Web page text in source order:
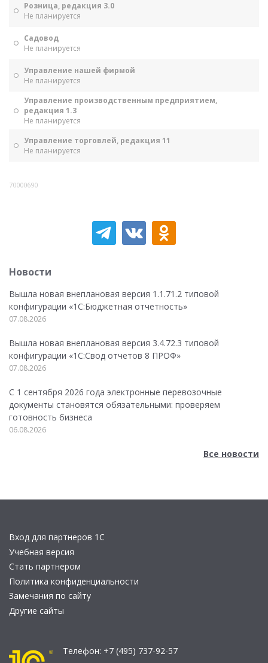
Розница, редакция 3.0
Не планируется
Садовод
Не планируется
Управление нашей фирмой
Не планируется
Управление производственным предприятием,
редакция 1.3
Не планируется
Управление торговлей, редакция 11
Не планируется
70000690
Новости
Вышла новая внеплановая версия 1.1.71.2 типовой
конфигурации «1C:Бюджетная отчетность»
07.08.2026
Вышла новая внеплановая версия 3.4.72.3 типовой
конфигурации «1C:Свод отчетов 8 ПРОФ»
07.08.2026
С 1 сентября 2026 года электронные перевозочные
документы становятся обязательными: проверяем
готовность бизнеса
06.08.2026
Все новости
Вход для партнеров 1С
Учебная версия
Стать партнером
Политика конфиденциальности
Замечания по сайту
Другие сайты
Телефон: +7 (495) 737-92-57